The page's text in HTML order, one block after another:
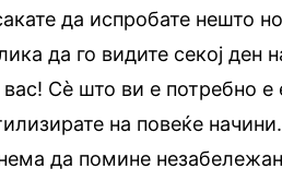
да испробате нешто
да го видите секој ден
Сѐ што ви е потребно е
на повеќе
да помине